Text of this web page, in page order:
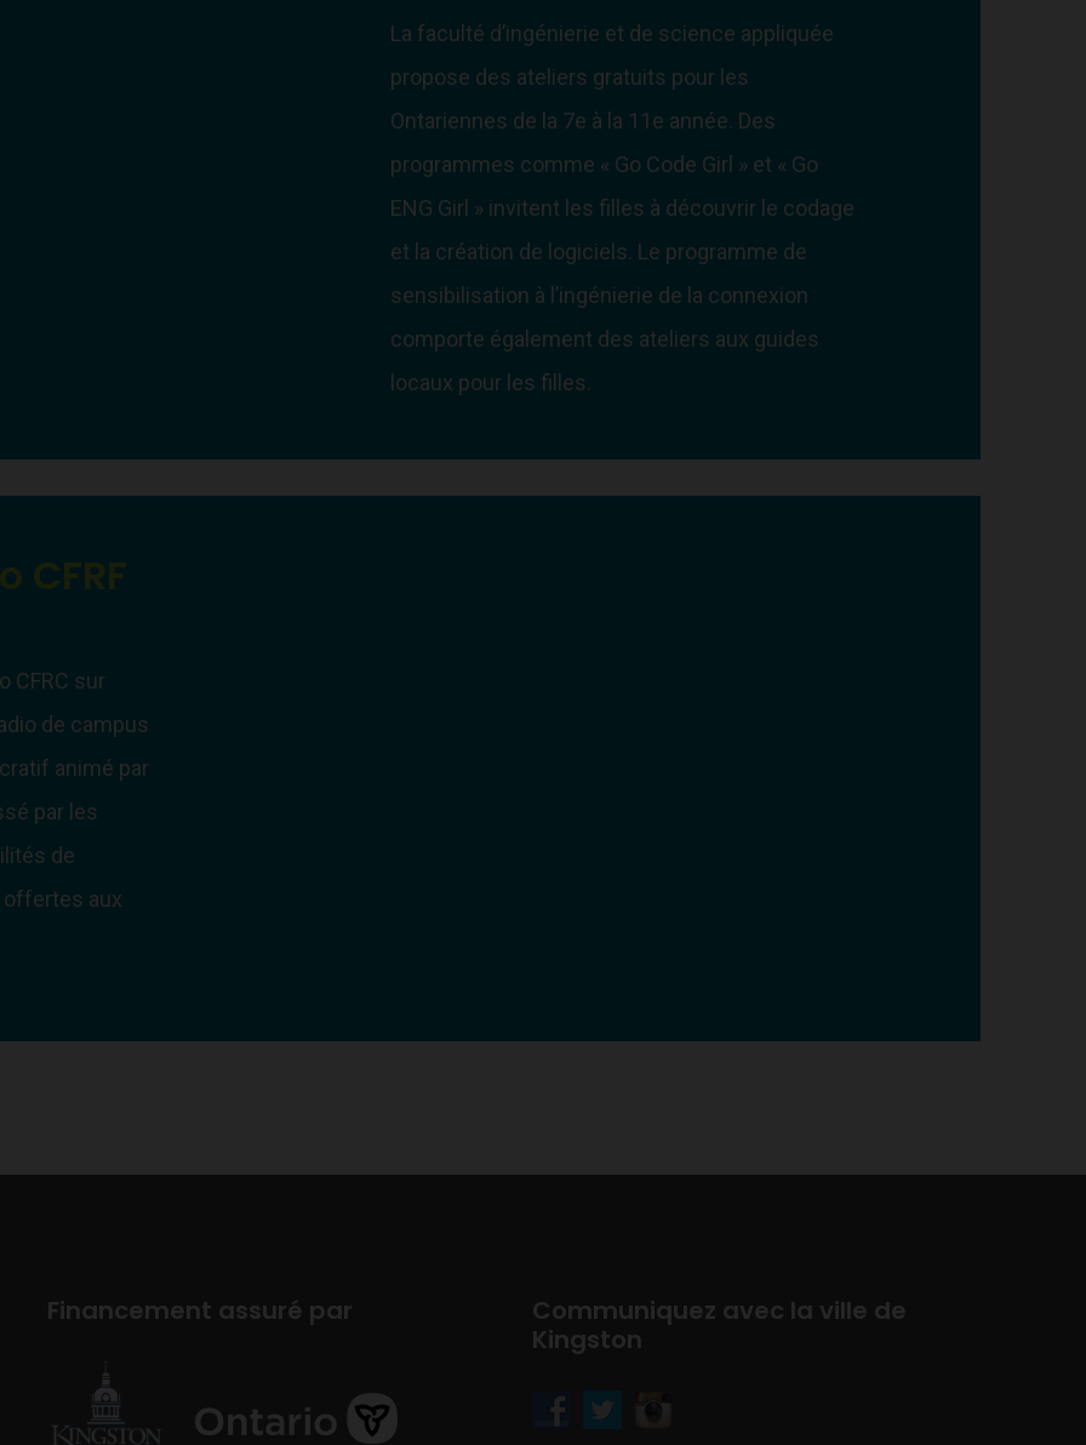
La faculté d’ingénierie et de science appliquée
propose des ateliers gratuits pour les
Ontariennes de la 7e à la 11e année. Des
programmes comme « Go Code Girl » et « Go
ENG Girl » invitent les filles à découvrir le codage
et la création de logiciels. Le programme de
sensibilisation à l’ingénierie de la connexion
comporte également des ateliers aux guides
locaux pour les filles.
CFRF
CFRC sur
de campus
animé par
par les
de
aux
Financement assuré par
Communiquez avec la ville de
Kingston